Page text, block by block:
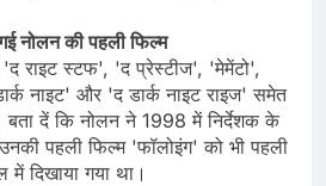
नोलन की पहली फिल्म
'द राइट स्टफ', 'द प्रेस्टीज', 'मेमेंटो',
नाइट' और 'द डार्क नाइट राइज' समेत
बता दें कि नोलन ने 1998 में निर्देशक के
पहली फिल्म 'फॉलोइंग' को भी पहली
में दिखाया गया था।